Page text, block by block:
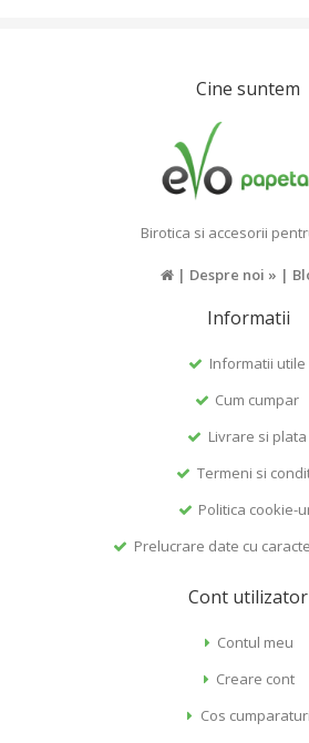
Cine suntem
Birotica si accesorii
| Despre noi » |
Informatii
Informatii utile
Cum cumpar
Livrare si plata
Termeni si
Politica cookie-
Prelucrare date cu
Cont utilizator
Contul meu
Creare cont
Cos cumparaturi